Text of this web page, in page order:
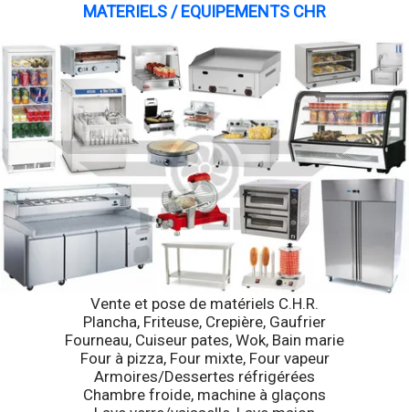
MATERIELS / EQUIPEMENTS CHR
Vente et pose de matériels C.H.R.
Plancha, Friteuse, Crepière, Gaufrier
Fourneau, Cuiseur pates, Wok, Bain marie
Four à pizza, Four mixte, Four vapeur
Armoires/Dessertes réfrigérées
Chambre froide, machine à glaçons